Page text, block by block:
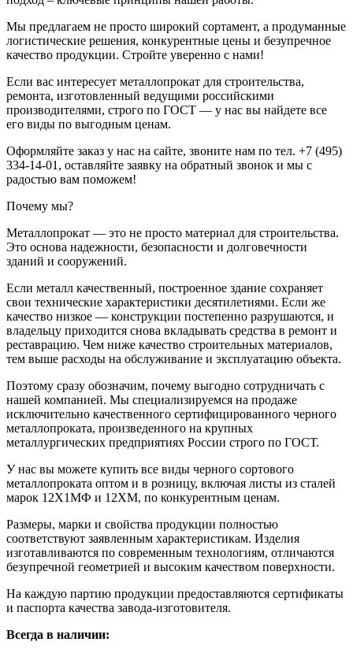
Мы предлагаем не просто широкий сортамент, а продуманные
логистические решения, конкурентные цены и безупречное
качество продукции. Стройте уверенно с нами!
Если вас интересует металлопрокат для строительства,
ремонта, изготовленный ведущими российскими
производителями, строго по ГОСТ — у нас вы найдете все
его виды по выгодным ценам.
Оформляйте заказ у нас на сайте, звоните нам по тел. +7 (495)
334-14-01, оставляйте заявку на обратный звонок и мы с
радостью вам поможем!
Почему мы?
Металлопрокат — это не просто материал для строительства.
Это основа надежности, безопасности и долговечности
зданий и сооружений.
Если металл качественный, построенное здание сохраняет
свои технические характеристики десятилетиями. Если же
качество низкое — конструкции постепенно разрушаются, и
владельцу приходится снова вкладывать средства в ремонт и
реставрацию. Чем ниже качество строительных материалов,
тем выше расходы на обслуживание и эксплуатацию объекта.
Поэтому сразу обозначим, почему выгодно сотрудничать с
нашей компанией. Мы специализируемся на продаже
исключительно качественного сертифицированного черного
металлопроката, произведенного на крупных
металлургических предприятиях России строго по ГОСТ.
У нас вы можете купить все виды черного сортового
металлопроката оптом и в розницу, включая листы из сталей
марок 12Х1МФ и 12ХМ, по конкурентным ценам.
Размеры, марки и свойства продукции полностью
соответствуют заявленным характеристикам. Изделия
изготавливаются по современным технологиям, отличаются
безупречной геометрией и высоким качеством поверхности.
На каждую партию продукции предоставляются сертификаты
и паспорта качества завода-изготовителя.
Всегда в наличии: